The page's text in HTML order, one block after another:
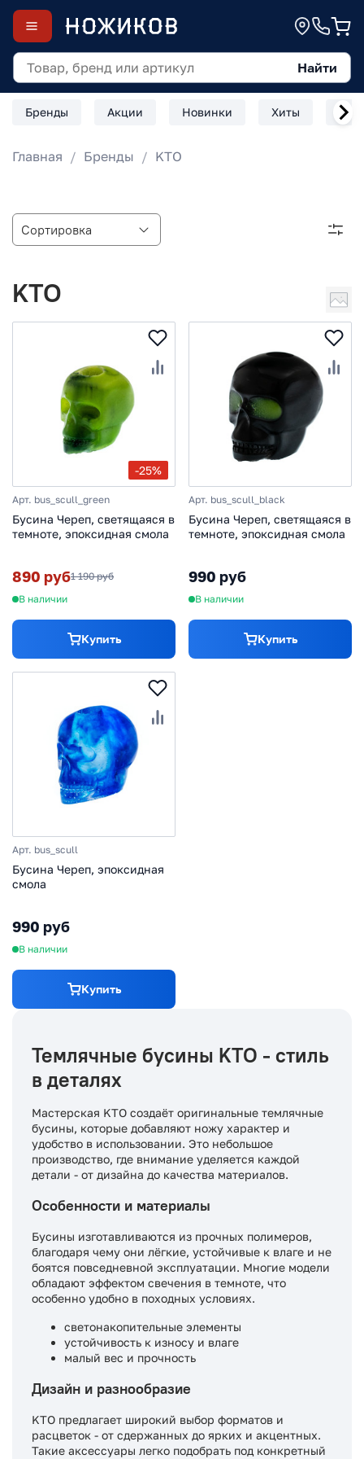
Найти
Бренды Акции Новинки Хиты
Главная Бренды KTO
KTO
-25%
Арт. bus_scull_green
Бусина Череп, светящаяся в
темноте, эпоксидная смола
890 руб1 190 руб
В наличии
Купить
Арт. bus_scull_black
Бусина Череп, светящаяся в
темноте, эпоксидная смола
990 руб
В наличии
Купить
Арт. bus_scull
Бусина Череп, эпоксидная
смола
990 руб
В наличии
Купить
Темлячные бусины KTO - стиль
в деталях
Мастерская KTO создаёт оригинальные темлячные
бусины, которые добавляют ножу характер и
удобство в использовании. Это небольшое
производство, где внимание уделяется каждой
детали - от дизайна до качества материалов.
Особенности и материалы
Бусины изготавливаются из прочных полимеров,
благодаря чему они лёгкие, устойчивые к влаге и не
боятся повседневной эксплуатации. Многие модели
обладают эффектом свечения в темноте, что
особенно удобно в походных условиях.
светонакопительные элементы
устойчивость к износу и влаге
малый вес и прочность
Дизайн и разнообразие
KTO предлагает широкий выбор форматов и
расцветок - от сдержанных до ярких и акцентных.
Такие аксессуары легко подобрать под конкретный